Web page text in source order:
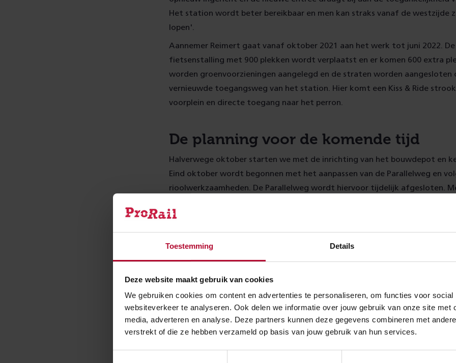
Toestemming Details
Deze website maakt gebruik van cookies
We gebruiken cookies om content en advertenties te personaliseren, om functies voor
websiteverkeer te analyseren. Ook delen we informatie over jouw gebruik van onze site met
media, adverteren en analyse. Deze partners kunnen deze gegevens combineren met
verstrekt of die ze hebben verzameld op basis van jouw gebruik van hun services.
Het station wordt beter bereikbaar en men kan straks vanaf de westzijde
lopen'.
Aannemer Reimert gaat vanaf oktober 2021 aan het werk tot juni 2022.
fietsenstalling met 900 plekken wordt verplaatst en er komen 600 extra
worden groenvoorzieningen aangelegd en de straten worden aangesloten
vernieuwde toegangsweg van het station. Hier komt een Kiss & Ride
voorplein en directe toegang naar het perron.
De planning voor de komende tijd
Halverwege oktober starten we met de inrichting van het bouwdepot en
Eind oktober wordt begonnen met het aanpassen van de Parallelweg en
rioolwerkzaamheden. De Parallelweg wordt hiervoor tijdelijk afgesloten.
Kijk ook even bij